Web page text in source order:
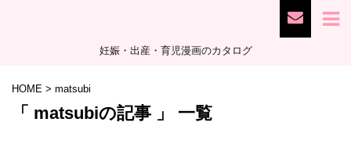
妊娠・出産・育児漫画のカタログ
HOME > matsubi
「 matsubiの記事 」 一覧